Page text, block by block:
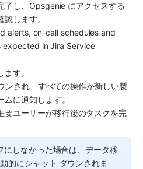
了し、Opsgenie にアクセスする
します。
alerts, on-call schedules and
in Jira Service
す。
ンされ、すべての操作が新しい製
に通知します。
要ユーザーが移行後のタスクを完
しなかった場合は、データ移
的にシャット ダウンされま